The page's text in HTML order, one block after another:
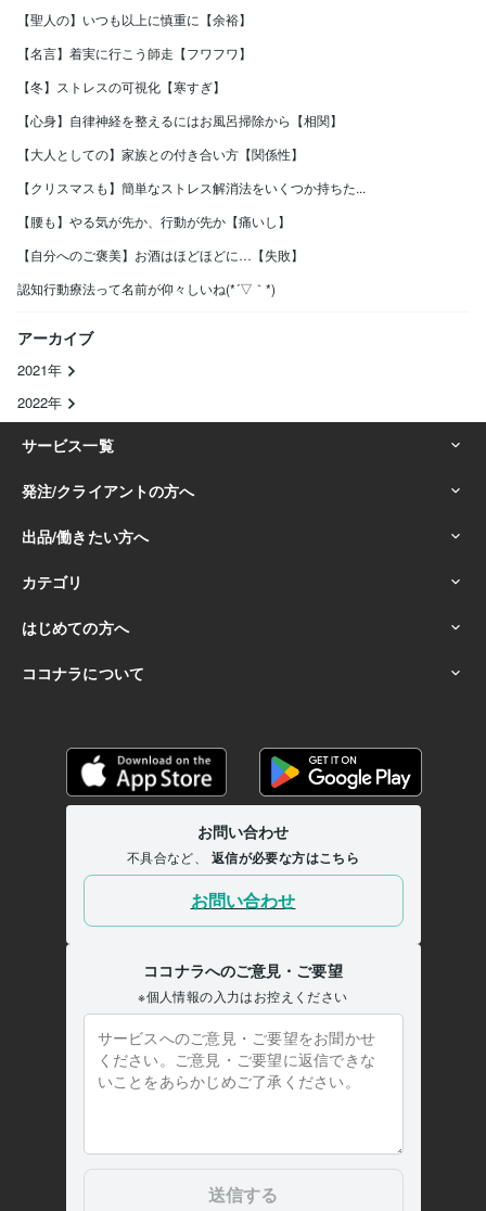
【聖人の】いつも以上に慎重に【余裕】
【名言】着実に行こう師走【フワフワ】
【冬】ストレスの可視化【寒すぎ】
【心身】自律神経を整えるにはお風呂掃除から【相関】
【大人としての】家族との付き合い方【関係性】
【クリスマスも】簡単なストレス解消法をいくつか持ちた...
【腰も】やる気が先か、行動が先か【痛いし】
【自分へのご褒美】お酒はほどほどに…【失敗】
認知行動療法って名前が仰々しいね(*´▽｀*)
アーカイブ
2021年
2022年